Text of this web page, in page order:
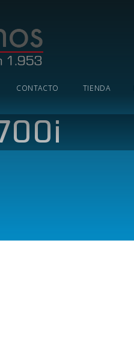
CONTACTO TIENDA